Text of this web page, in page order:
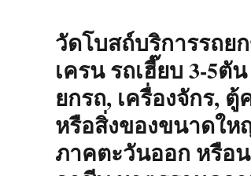
วัดโบสถ์บริการรถย
เครน รถเฮี๊ยบ 3-5ตั
ยกรถ, เครื่องจักร,
หรือสิ่งของขนาดใ
ภาคตะวันออก หรือ